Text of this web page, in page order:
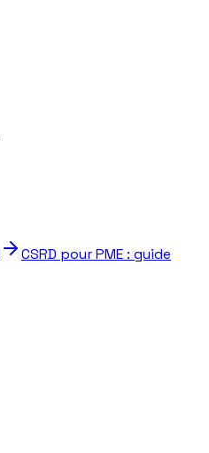
CSRD pour PME : guide